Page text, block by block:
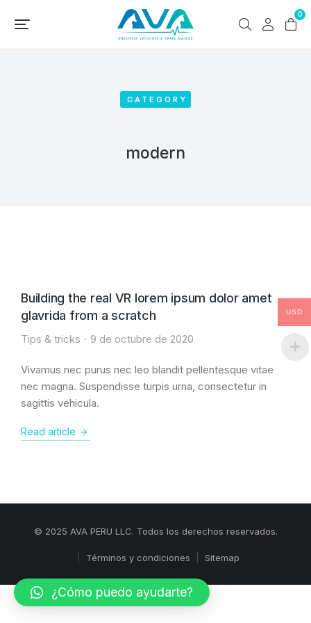
0
CATEGORY
modern
Building the real VR lorem ipsum dolor amet
glavrida from a scratch
Tips & tricks 9 de octubre de 2020
Vivamus nec purus nec leo blandit pellentesque vitae
nec magna. Suspendisse turpis urna, consectetur in
sagittis vehicula.
Read article
© 2025 AVA PERU LLC. Todos los derechos reservados.
Términos y condiciones Sitemap
USD
¿Cómo puedo ayudarte?